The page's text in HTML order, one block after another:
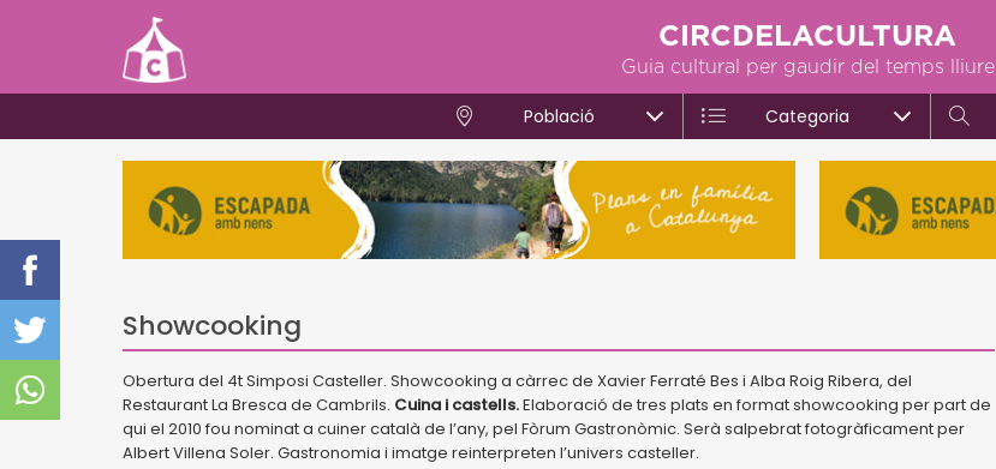
CIRCDELACULTURA
Guia cultural per gaudir del temps lliure
Població Categoria
Showcooking
Obertura del 4t Simposi Casteller. Showcooking a càrrec de Xavier Ferraté Bes i Alba Roig Ribera, del
Restaurant La Bresca de Cambrils. Cuina i castells.Elaboració de tres plats en format showcooking per part de
qui el 2010 fou nominat a cuiner català de l’any, pel Fòrum Gastronòmic. Serà salpebrat fotogràficament per
Albert Villena Soler. Gastronomia i imatge reinterpreten l’univers casteller.